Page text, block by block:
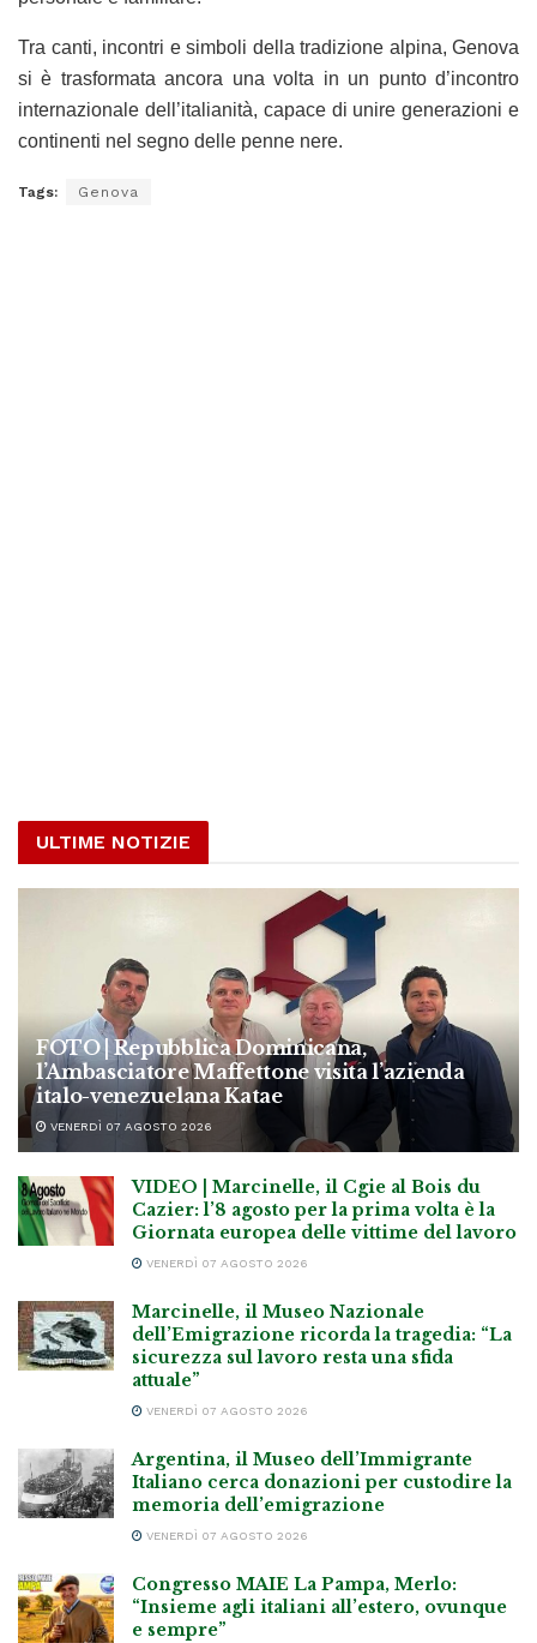
Tra canti, incontri e simboli della tradizione alpina, Genova
si è trasformata ancora una volta in un punto d’incontro
internazionale dell’italianità, capace di unire generazioni e
continenti nel segno delle penne nere.
Tags: Genova
ULTIME NOTIZIE
FOTO | Repubblica Dominicana,
l’Ambasciatore Maffettone visita l’azienda
italo-venezuelana Katae
VENERDÌ 07 AGOSTO 2026
VIDEO | Marcinelle, il Cgie al Bois du
Cazier: l’8 agosto per la prima volta è la
Giornata europea delle vittime del lavoro
VENERDÌ 07 AGOSTO 2026
Marcinelle, il Museo Nazionale
dell’Emigrazione ricorda la tragedia: “La
sicurezza sul lavoro resta una sfida
attuale”
VENERDÌ 07 AGOSTO 2026
Argentina, il Museo dell’Immigrante
Italiano cerca donazioni per custodire la
memoria dell’emigrazione
VENERDÌ 07 AGOSTO 2026
Congresso MAIE La Pampa, Merlo:
“Insieme agli italiani all’estero, ovunque
e sempre”